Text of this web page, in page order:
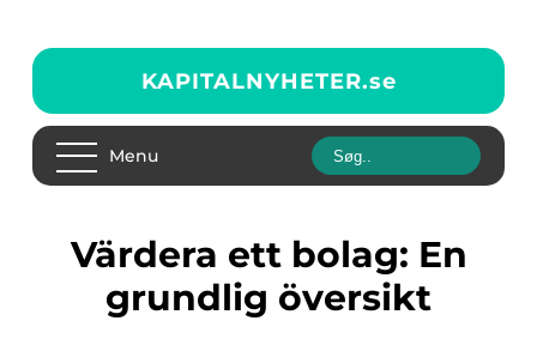
KAPITALNYHETER.se
Menu
Värdera ett bolag: En
grundlig översikt